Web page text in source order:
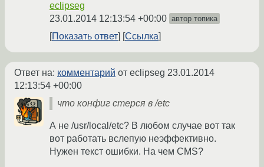
eclipseg
23.01.2014 12:13:54 +00:00 автор топика
Показать ответ Ссылка
Ответ на: комментарий от eclipseg 23.01.2014
12:13:54 +00:00
что конфиг стерся в /etc
А не /usr/local/etc? В любом случае вот так
вот работать вслепую неэффективно.
Нужен текст ошибки. На чем CMS?